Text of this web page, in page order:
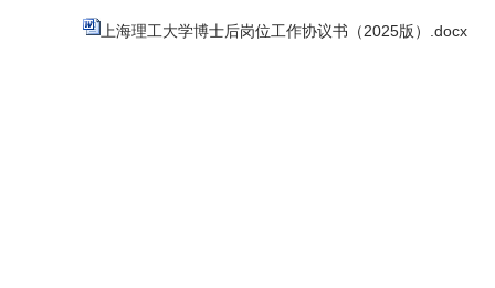
上海理工大学博士后岗位工作协议书（2025版）.docx